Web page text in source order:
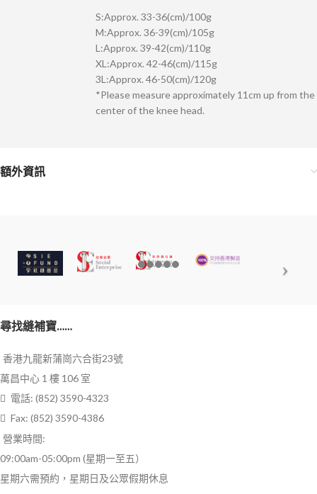
S:Approx. 33-36(cm)/100g
M:Approx. 36-39(cm)/105g
L:Approx. 39-42(cm)/110g
XL:Approx. 42-46(cm)/115g
3L:Approx. 46-50(cm)/120g
*Please measure approximately 11cm up from the
center of the knee head.
額外資訊
尋找縫補寶……
香港九龍新蒲崗六合街23號
萬昌中心 1 樓 106 室
電話: (852) 3590-4323
Fax: (852) 3590-4386
營業時間:
09:00am-05:00pm (星期一至五）
星期六需預約，星期日及公眾假期休息